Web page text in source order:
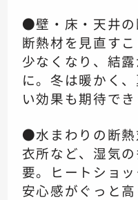
●壁・床・天井
断熱材を見直す
少なくなり、結
に。冬は暖かく
い効果も期待でき
●水まわりの断
衣所など、湿気
要。ヒートショ
安心感がぐっと高